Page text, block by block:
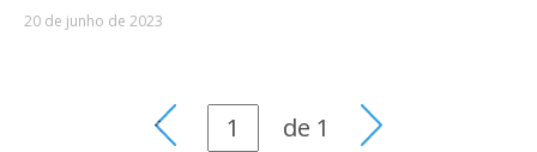
20 de junho de 2023
de 1